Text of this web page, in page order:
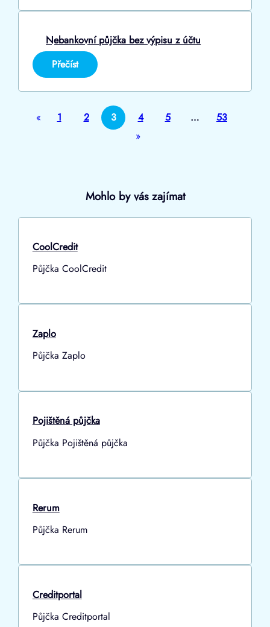
půjčka
výplaty
Nebankovní půjčka bez výpisu z účtu
Přečíst:
Nebankovní
půjčka
výpisu
« 1 2 3 4 5 …
53
»
Mohlo by vás zajímat
CoolCredit
Půjčka CoolCredit
Zaplo
Půjčka Zaplo
Pojištěná půjčka
Půjčka Pojištěná půjčka
Rerum
Půjčka Rerum
Creditportal
Půjčka Creditportal